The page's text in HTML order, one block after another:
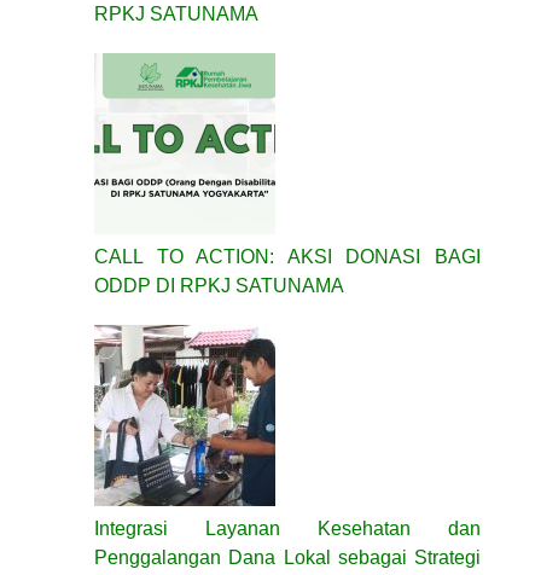
RPKJ SATUNAMA
CALL TO ACTION: AKSI DONASI BAGI
ODDP DI RPKJ SATUNAMA
Integrasi Layanan Kesehatan dan
Penggalangan Dana Lokal sebagai Strategi